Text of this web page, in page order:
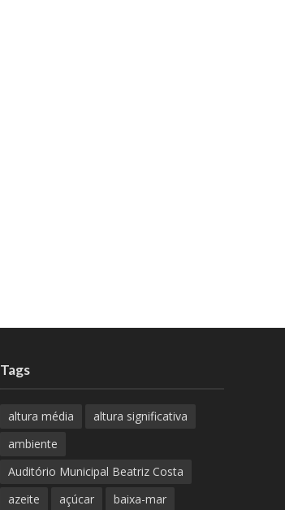
Tags
altura média
altura significativa
ambiente
Auditório Municipal Beatriz Costa
azeite
açúcar
baixa-mar